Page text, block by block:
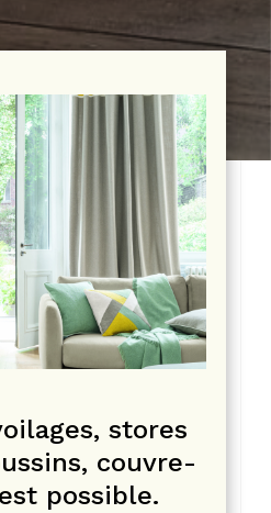
stores
couvre-
possible.